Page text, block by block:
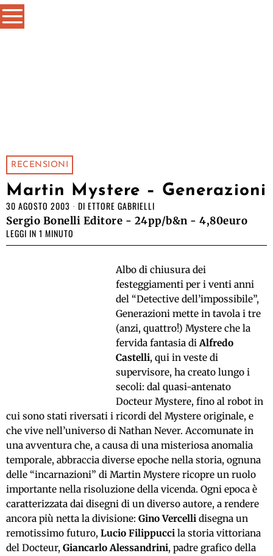
RECENSIONI
Martin Mystere – Generazioni
30 AGOSTO 2003 DI ETTORE GABRIELLI
Sergio Bonelli Editore - 24pp/b&n - 4,80euro
LEGGI IN 1 MINUTO
Albo di chiusura dei
festeggiamenti per i venti anni
del “Detective dell’impossibile”,
Generazioni mette in tavola i tre
(anzi, quattro!) Mystere che la
fervida fantasia diAlfredo
Castelli, qui in veste di
supervisore, ha creato lungo i
secoli: dal quasi-antenato
Docteur Mystere, fino al robot in
cui sono stati riversati i ricordi del Mystere originale, e
che vive nell’universo di Nathan Never. Accomunate in
una avventura che, a causa di una misteriosa anomalia
temporale, abbraccia diverse epoche nella storia, ognuna
delle “incarnazioni” di Martin Mystere ricopre un ruolo
importante nella risoluzione della vicenda. Ogni epoca è
caratterizzata dai disegni di un diverso autore, a rendere
ancora più netta la divisione: Gino Vercelli disegna un
remotissimo futuro, Lucio Filippucci la storia vittoriana
del Docteur, Giancarlo Alessandrini, padre grafico della